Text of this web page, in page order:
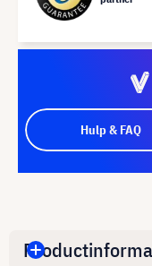
Hulp & FAQ